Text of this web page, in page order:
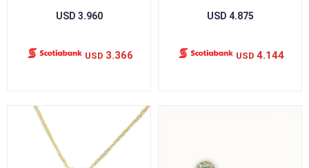
USD 3.960
USD 3.366
USD 4.875
USD 4.144